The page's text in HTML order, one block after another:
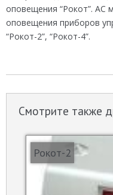
оповещения “Рокот”. АС
оповещения приборов
“Рокот-2”, “Рокот-4”.
Смотрите также
Рокот-2